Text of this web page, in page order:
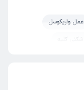
عمل واریکوسل
کلیه